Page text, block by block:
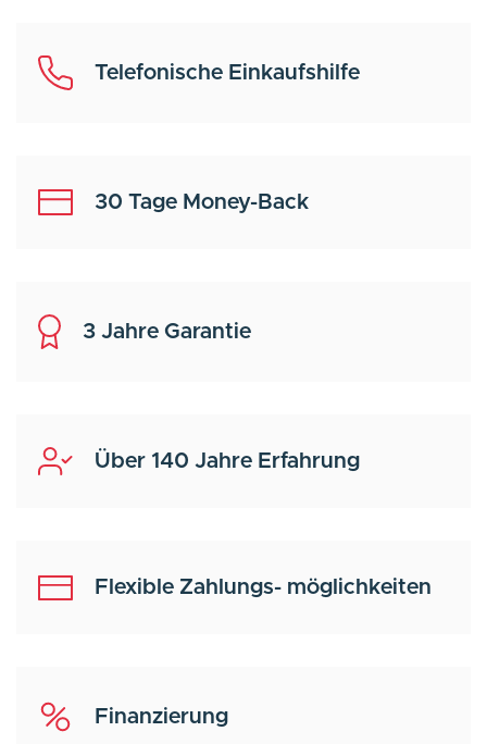
Telefonische Einkaufshilfe
30 Tage Money-Back
3 Jahre Garantie
Über 140 Jahre Erfahrung
Flexible Zahlungs- möglichkeiten
Finanzierung